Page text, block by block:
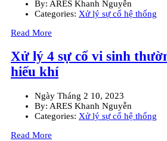
By: ARES Khanh Nguyễn
Categories: Xử lý sự cố hệ thống
Read More
Xử lý 4 sự cố vi sinh
hiếu khí
Ngày Tháng 2 10, 2023
By: ARES Khanh Nguyễn
Categories: Xử lý sự cố hệ thống
Read More